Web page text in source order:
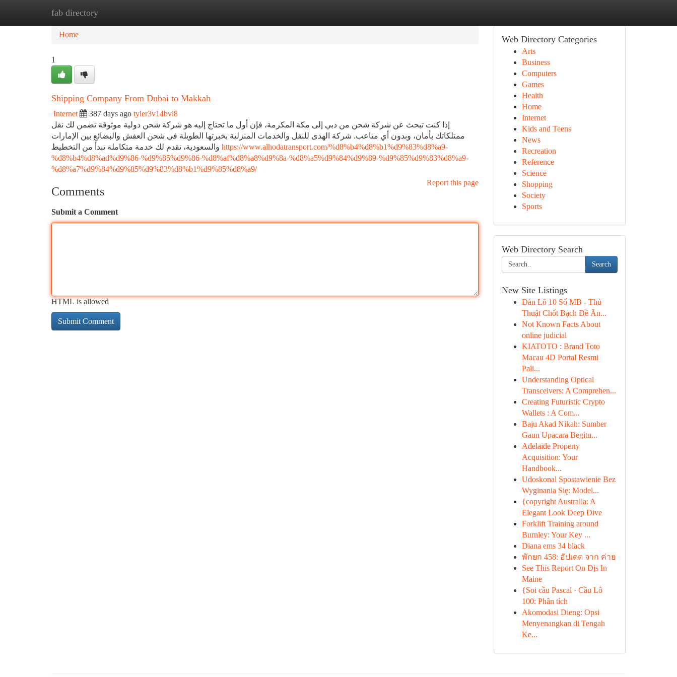
fab directory
Home
Home
1
Shipping Company From Dubai to Makkah
Internet 387 days ago tyler3v14bvl8
إذا كنت تبحث عن شركة شحن من دبي إلى مكة المكرمة، فإن أول ما تحتاج إليه هو شركة شحن دولية موثوقة تضمن لك نقل
ممتلكاتك بأمان، وبدون أي متاعب. شركة الهدى للنقل والخدمات المنزلية بخبرتها الطويلة في شحن العفش والبضائع بين الإمارات
https://www.alhodatransport.com/%d8%b4%d8%b1%d9%83%d8%a9-
%d8%b4%d8%ad%d9%86-%d9%85%d9%86-%d8%af%d8%a8%d9%8a-%d8%a5%d9%84%d9%89-%d9%85%d9%83%d8%a9-
%d8%a7%d9%84%d9%85%d9%83%d8%b1%d9%85%d8%a9/
Report this page
Comments
Submit a Comment
HTML is allowed
Web Directory Categories
Arts
Business
Computers
Games
Health
Home
Internet
Kids and Teens
News
Recreation
Reference
Science
Shopping
Society
Sports
Web Directory Search
Search
New Site Listings
Dàn Lô 10 Số MB - Thủ
Thuật Chốt Bạch Đề Ăn...
Not Known Facts About
online judicial
KIATOTO : Brand Toto
Macau 4D Portal Resmi
Pali...
Understanding Optical
Transceivers: A Comprehen...
Creating Futuristic Crypto
Wallets : A Com...
Baju Akad Nikah: Sumber
Gaun Upacara Begitu...
Adelaide Property
Acquisition: Your
Handbook...
Udoskonal Spostawienie Bez
Wyginania Się: Model...
{copyright Australia: A
Elegant Look Deep Dive
Forklift Training around
Burnley: Your Key ...
Diana ems 34 black
พักยก 458: อัปเดต จาก ค่าย
See This Report On Djs In
Maine
{Soi cầu Pascal · Cầu Lô
100: Phân tích
Akomodasi Dieng: Opsi
Menyenangkan di Tengah
Ke...